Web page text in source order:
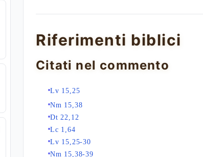
Riferimenti biblici
Citati nel commento
Lv 15,25
Nm 15,38
Dt 22,12
Lc 1,64
Lv 15,25-30
Nm 15,38-39